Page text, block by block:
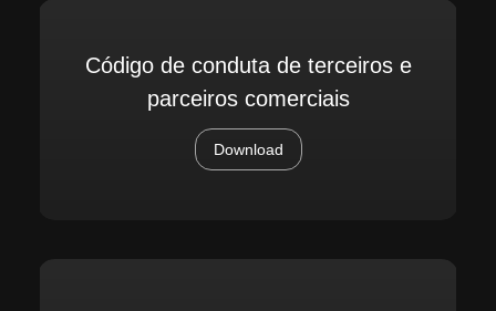
Código de conduta de terceiros e
parceiros comerciais
Download